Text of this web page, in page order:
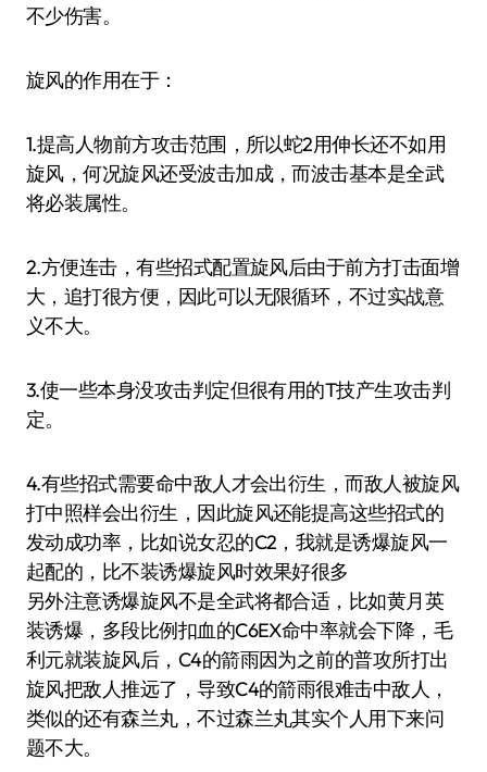
不少伤害。
旋风的作用在于：
1.提高人物前方攻击范围，所以蛇2用伸长还不如用
旋风，何况旋风还受波击加成，而波击基本是全武
将必装属性。
2.方便连击，有些招式配置旋风后由于前方打击面增
大，追打很方便，因此可以无限循环，不过实战意
义不大。
3.使一些本身没攻击判定但很有用的T技产生攻击判
定。
4.有些招式需要命中敌人才会出衍生，而敌人被旋风
打中照样会出衍生，因此旋风还能提高这些招式的
发动成功率，比如说女忍的C2，我就是诱爆旋风一
起配的，比不装诱爆旋风时效果好很多
另外注意诱爆旋风不是全武将都合适，比如黄月英
装诱爆，多段比例扣血的C6EX命中率就会下降，毛
利元就装旋风后，C4的箭雨因为之前的普攻所打出
旋风把敌人推远了，导致C4的箭雨很难击中敌人，
类似的还有森兰丸，不过森兰丸其实个人用下来问
题不大。